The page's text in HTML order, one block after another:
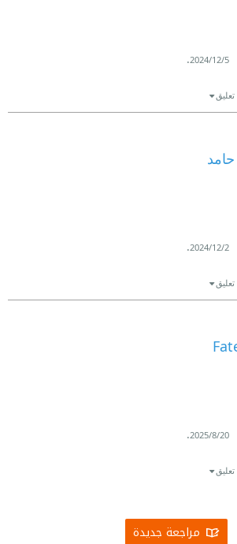
5‏/12‏/2024
.
2‏/12‏/2024
.
20‏/8‏/2025
.
مراجعة جديدة